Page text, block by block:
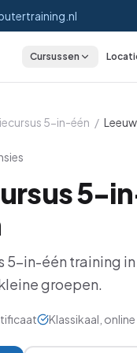
Cursussen
Excel
Outlook
Power BI
5-in-één /
5-
5-in-één training in
groepen.
Klassikaal,